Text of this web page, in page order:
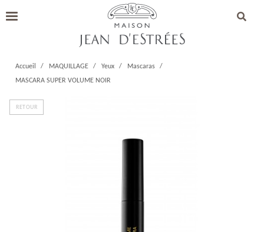
Accueil MAQUILLAGE Yeux
Mascaras
MASCARA SUPER VOLUME NOIR
RETOUR